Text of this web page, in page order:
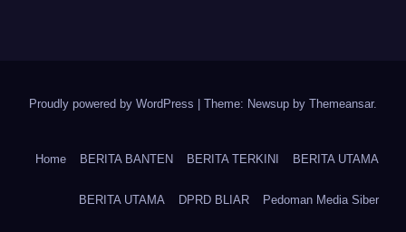
Proudly powered by WordPress Theme: Newsup by Themeansar.
Home BERITA BANTEN BERITA TERKINI BERITA UTAMA
BERITA UTAMA DPRD BLIAR Pedoman Media Siber